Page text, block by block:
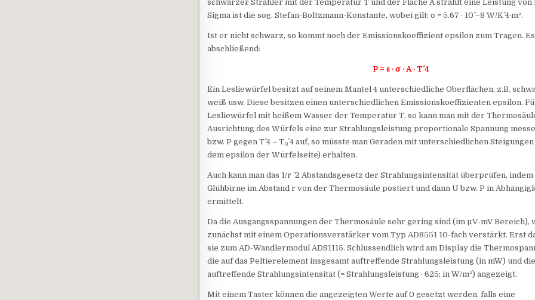
schwarzer Strahler mit der Temperatur T und der Fläche A strahlt eine Leistung von P =
Sigma ist die sog. Stefan-Boltzmann-Konstante, wobei gilt: σ = 5.67 · 10^ –8 W/K^ 4·m².
Ist er nicht schwarz, so kommt noch der Emissionskoeffizient epsilon zum Tragen.
abschließend:
P = ε · σ · A · T^ 4
Ein Lesliewürfel besitzt auf seinem Mantel 4 unterschiedliche Oberflächen, z.B.
weiß usw. Diese besitzen einen unterschiedlichen Emissionskoeffizienten epsilon.
Lesliewürfel mit heißem Wasser der Temperatur T, so kann man mit der
Ausrichtung des Würfels eine zur Strahlungsleistung proportionale Spannung
bzw. P gegen T^ 4 – T0^ 4 auf, so müsste man Geraden mit unterschiedlichen
dem epsilon der Würfelseite) erhalten.
Auch kann man das 1/r ^ 2 Abstandsgesetz der Strahlungsintensität überprüfen, indem
Glühbirne im Abstand r von der Thermosäule postiert und dann U bzw. P in
ermittelt.
Da die Ausgangsspannungen der Thermosäule sehr gering sind (im µV-mV Bereich),
zunächst mit einem Operationsverstärker vom Typ AD8551 10-fach verstärkt. Erst
sie zum AD-Wandlermodul ADS1115. Schlussendlich wird am Display die
die auf das Peltierelement insgesamt auftreffende Strahlungsleistung (in mW) und
auftreffende Strahlungsintensität (= Strahlungsleistung · 625; in W/m²) angezeigt.
Mit einem Taster können die angezeigten Werte auf 0 gesetzt werden, falls eine